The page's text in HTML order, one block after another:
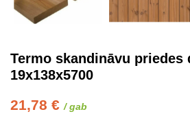
Termo skandināvu priedes
19x138x5700
21,78 € / gab